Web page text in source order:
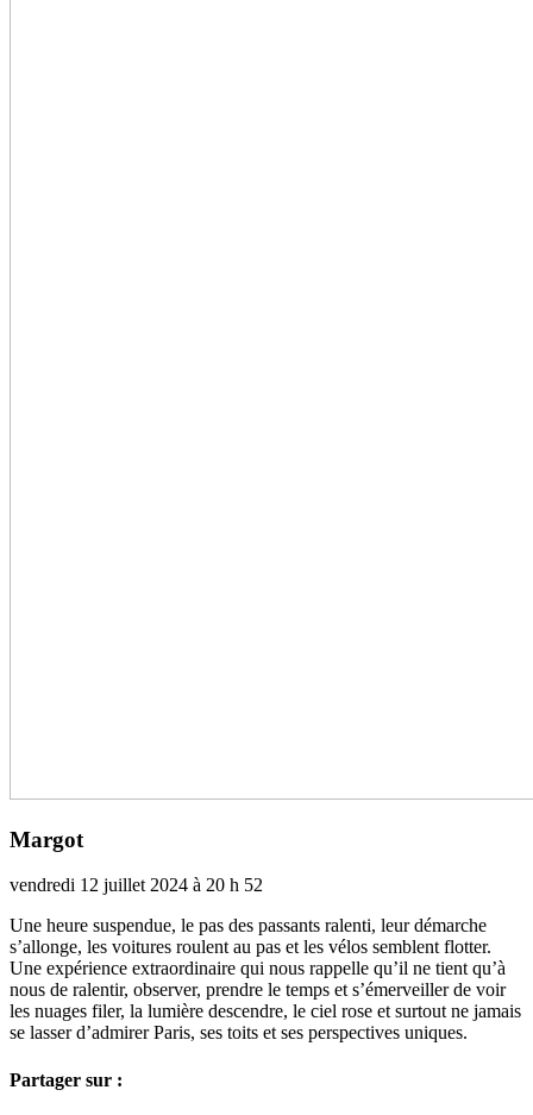
Margot
vendredi 12 juillet 2024 à 20 h 52
Une heure sus­pen­due, le pas des pas­sants ralenti, leur démar­che
s’allonge, les voi­tu­res rou­lent au pas et les vélos sem­blent flot­ter.
Une expé­rience extra­or­di­naire qui nous rap­pelle qu’il ne tient qu’à
nous de ralen­tir, obser­ver, pren­dre le temps et s’émerveiller de voir
les nuages filer, la lumière des­cen­dre, le ciel rose et sur­tout ne jamais
se lasser d’admi­rer Paris, ses toits et ses pers­pec­ti­ves uni­ques.
Partager sur :